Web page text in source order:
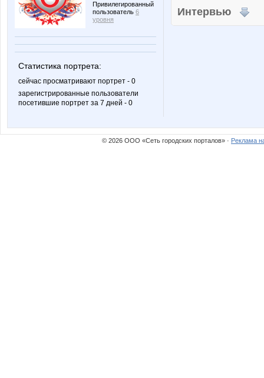
Привилегированный
пользователь 6
уровня
Статистика портрета:
сейчас просматривают портрет - 0
зарегистрированные пользователи
посетившие портрет за 7 дней - 0
Интервью
© 2026 ООО «Сеть городских порталов» · Реклама